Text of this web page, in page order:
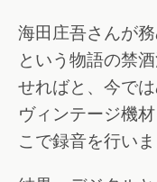
海田庄吾さんが
という物語の禁
せればと、今で
ヴィンテージ機
こで録音を行いま